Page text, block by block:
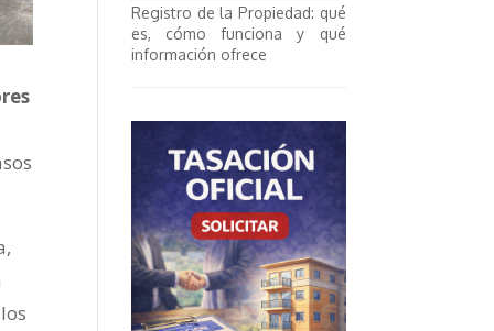
Registro de la Propiedad: qué
es, cómo funciona y qué
información ofrece